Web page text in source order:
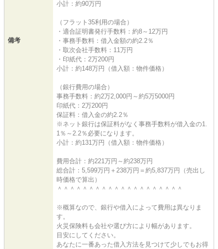
備考
小計：約90万円
（フラット35利用の場合）
・適合証明書発行手数料：約8～12万円
・事務手数料：借入金額の約2.2％
・取次会社手数料：11万円
・印紙代：2万200円
小計：約148万円（借入額：物件価格）
（銀行費用の場合）
事務手数料：約2万2,000円～約5万5000円
印紙代：2万200円
保証料：借入金の約2.2％
※ネット銀行は保証料がなく事務手数料が借入金の1.
1％～2.2％必要になります。
小計：約131万円（借入額：物件価格）
費用合計：約221万円～約238万円
総合計：5,599万円＋238万円＝約5,837万円（売出し
時価格で算出）
＾＾＾＾＾＾＾＾＾＾＾＾＾＾＾＾＾＾＾＾
※概算なので、銀行や借入によって費用は異なりま
す。
火災保険料も会社や選び方により幅があります。
目安にしてください。
あなたに一番あった借入方法を見つけて少しでもお得